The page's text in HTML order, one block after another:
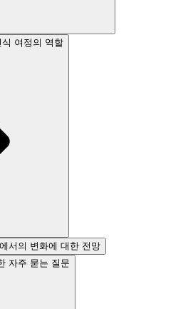
여정의 역할
서의 변화에 대한 전망
자주 묻는 질문